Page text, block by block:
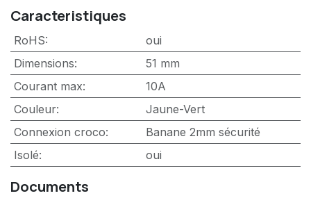
Caracteristiques
RoHS:
oui
Dimensions:
51 mm
Courant max:
10A
Couleur:
Jaune-Vert
Connexion croco:
Banane 2mm sécurité
Isolé: oui
Documents